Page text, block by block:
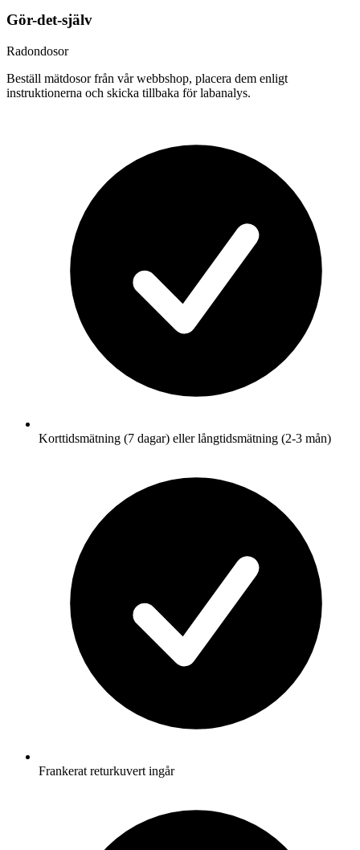
Gör-det-själv
Radondosor
Beställ mätdosor från vår webbshop, placera dem enligt
instruktionerna och skicka tillbaka för labanalys.
Korttidsmätning (7 dagar) eller långtidsmätning (2-3 mån)
Frankerat returkuvert ingår